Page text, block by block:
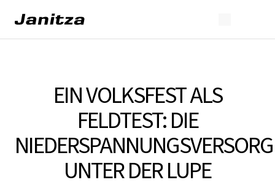
EIN VOLKSFEST ALS
FELDTEST: DIE
UNTER DER LUPE